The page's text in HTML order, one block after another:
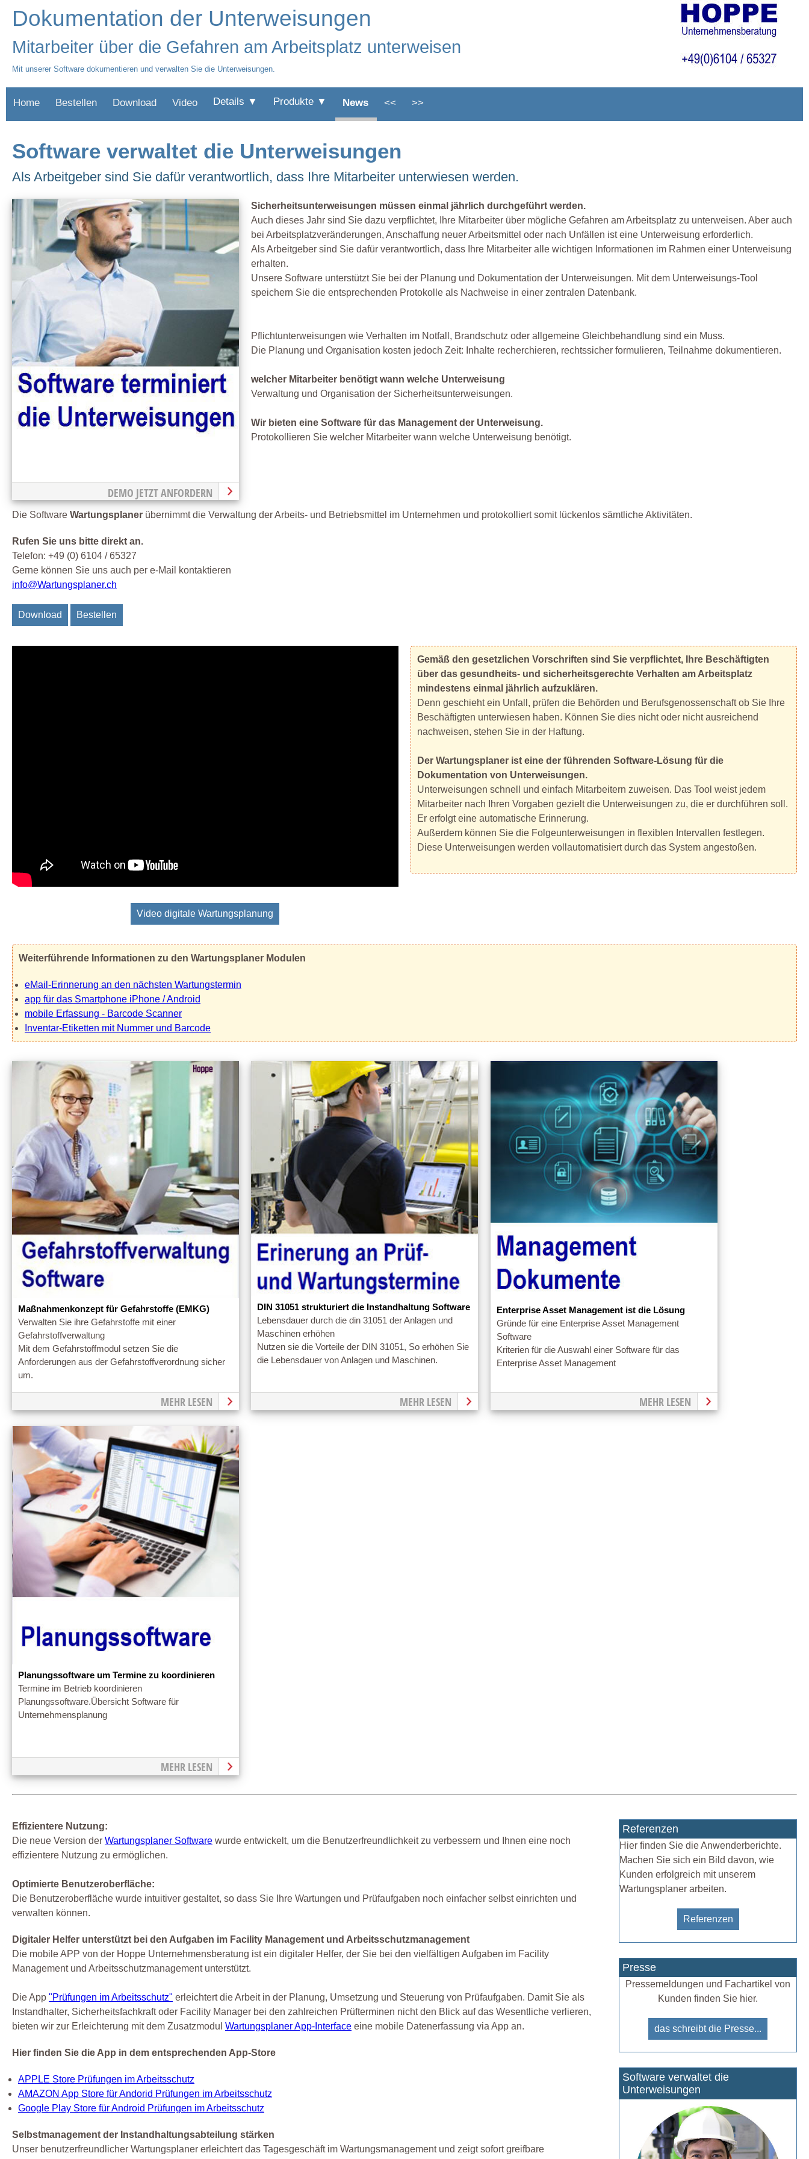
Dokumentation der Unterweisungen
Mitarbeiter über die Gefahren am Arbeitsplatz unterweisen
Mit unserer Software dokumentieren und verwalten Sie die Unterweisungen.
Home Bestellen Download Video Details ▼ Produkte ▼ News << >>
Software verwaltet die Unterweisungen
Als Arbeitgeber sind Sie dafür verantwortlich, dass Ihre Mitarbeiter unterwiesen werden.
DEMO JETZT ANFORDERN
Sicherheitsunterweisungen müssen einmal jährlich durchgeführt werden.
Auch dieses Jahr sind Sie dazu verpflichtet, Ihre Mitarbeiter über mögliche Gefahren am Arbeitsplatz zu unterweisen. Aber auch
bei Arbeitsplatzveränderungen, Anschaffung neuer Arbeitsmittel oder nach Unfällen ist eine Unterweisung erforderlich.
Als Arbeitgeber sind Sie dafür verantwortlich, dass Ihre Mitarbeiter alle wichtigen Informationen im Rahmen einer Unterweisung
erhalten.
Unsere Software unterstützt Sie bei der Planung und Dokumentation der Unterweisungen. Mit dem Unterweisungs-Tool
speichern Sie die entsprechenden Protokolle als Nachweise in einer zentralen Datenbank.
Pflichtunterweisungen wie Verhalten im Notfall, Brandschutz oder allgemeine Gleichbehandlung sind ein Muss.
Die Planung und Organisation kosten jedoch Zeit: Inhalte recherchieren, rechtssicher formulieren, Teilnahme dokumentieren.
welcher Mitarbeiter benötigt wann welche Unterweisung
Verwaltung und Organisation der Sicherheitsunterweisungen.
Wir bieten eine Software für das Management der Unterweisung.
Protokollieren Sie welcher Mitarbeiter wann welche Unterweisung benötigt.
Die Software Wartungsplaner übernimmt die Verwaltung der Arbeits- und Betriebsmittel im Unternehmen und protokolliert somit lückenlos sämtliche Aktivitäten.
Rufen Sie uns bitte direkt an.
Telefon: +49 (0) 6104 / 65327
Gerne können Sie uns auch per e-Mail kontaktieren
info@Wartungsplaner.ch
Download Bestellen
Video digitale Wartungsplanung
Gemäß den gesetzlichen Vorschriften sind Sie verpflichtet, Ihre Beschäftigten
über das gesundheits- und sicherheitsgerechte Verhalten am Arbeitsplatz
mindestens einmal jährlich aufzuklären.
Denn geschieht ein Unfall, prüfen die Behörden und Berufsgenossenschaft ob Sie Ihre
Beschäftigten unterwiesen haben. Können Sie dies nicht oder nicht ausreichend
nachweisen, stehen Sie in der Haftung.
Der Wartungsplaner ist eine der führenden Software-Lösung für die
Dokumentation von Unterweisungen.
Unterweisungen schnell und einfach Mitarbeitern zuweisen. Das Tool weist jedem
Mitarbeiter nach Ihren Vorgaben gezielt die Unterweisungen zu, die er durchführen soll.
Er erfolgt eine automatische Erinnerung.
Außerdem können Sie die Folgeunterweisungen in flexiblen Intervallen festlegen.
Diese Unterweisungen werden vollautomatisiert durch das System angestoßen.
Weiterführende Informationen zu den Wartungsplaner Modulen
eMail-Erinnerung an den nächsten Wartungstermin
app für das Smartphone iPhone / Android
mobile Erfassung - Barcode Scanner
Inventar-Etiketten mit Nummer und Barcode
Maßnahmenkonzept für Gefahrstoffe (EMKG)
Verwalten Sie ihre Gefahrstoffe mit einer
Gefahrstoffverwaltung
Mit dem Gefahrstoffmodul setzen Sie die
Anforderungen aus der Gefahrstoffverordnung sicher
um.
MEHR LESEN
DIN 31051 strukturiert die Instandhaltung Software
Lebensdauer durch die din 31051 der Anlagen und
Maschinen erhöhen
Nutzen sie die Vorteile der DIN 31051, So erhöhen Sie
die Lebensdauer von Anlagen und Maschinen.
MEHR LESEN
Enterprise Asset Management ist die Lösung
Gründe für eine Enterprise Asset Management
Software
Kriterien für die Auswahl einer Software für das
Enterprise Asset Management
MEHR LESEN
Planungssoftware um Termine zu koordinieren
Termine im Betrieb koordinieren
Planungssoftware.Übersicht Software für
Unternehmensplanung
MEHR LESEN
Effizientere Nutzung:
Die neue Version der Wartungsplaner Software wurde entwickelt, um die Benutzerfreundlichkeit zu verbessern und Ihnen eine noch
effizientere Nutzung zu ermöglichen.
Optimierte Benutzeroberfläche:
Die Benutzeroberfläche wurde intuitiver gestaltet, so dass Sie Ihre Wartungen und Prüfaufgaben noch einfacher selbst einrichten und
verwalten können.
Digitaler Helfer unterstützt bei den Aufgaben im Facility Management und Arbeitsschutzmanagement
Die mobile APP von der Hoppe Unternehmensberatung ist ein digitaler Helfer, der Sie bei den vielfältigen Aufgaben im Facility
Management und Arbeitsschutzmanagement unterstützt.
Die App "Prüfungen im Arbeitsschutz" erleichtert die Arbeit in der Planung, Umsetzung und Steuerung von Prüfaufgaben. Damit Sie als
Instandhalter, Sicherheitsfachkraft oder Facility Manager bei den zahlreichen Prüfterminen nicht den Blick auf das Wesentliche verlieren,
bieten wir zur Erleichterung mit dem Zusatzmodul Wartungsplaner App-Interface eine mobile Datenerfassung via App an.
Hier finden Sie die App in dem entsprechenden App-Store
APPLE Store Prüfungen im Arbeitsschutz
AMAZON App Store für Andorid Prüfungen im Arbeitsschutz
Google Play Store für Android Prüfungen im Arbeitsschutz
Selbstmanagement der Instandhaltungsabteilung stärken
Unser benutzerfreundlicher Wartungsplaner erleichtert das Tagesgeschäft im Wartungsmanagement und zeigt sofort greifbare
Referenzen
Hier finden Sie die Anwenderberichte.
Machen Sie sich ein Bild davon, wie
Kunden erfolgreich mit unserem
Wartungsplaner arbeiten.
Referenzen
Presse
Pressemeldungen und Fachartikel von
Kunden finden Sie hier.
das schreibt die Presse...
Software verwaltet die
Unterweisungen